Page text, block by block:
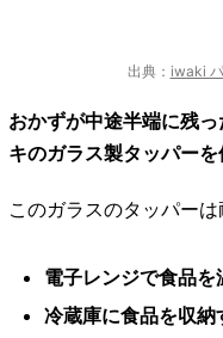
出典： iwaki
おかずが中途半端に残
キのガラス製タッパーを
このガラスのタッパー
電子レンジで食品を
冷蔵庫に食品を収納